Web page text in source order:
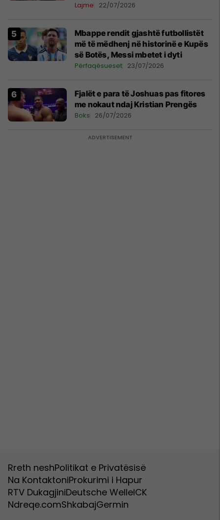
Lajme 22/07/2026
Mbappe rendit gjashtë futbollistët
më të mëdhenj në historinë e Kupës
së Botës, Messi mbetet i dyti
Përfaqësueset 23/07/2026
Fjalët e para të Joshuas pas fitores
me nokaut ndaj Kristian Prengës
Boks 26/07/2026
Rreth neshPolitikat e Privatësisë
Na KontaktoniProkurimi i Hapur
RTV DukagjiniDeutsche WelleICK
Ndreqe.comShkabajGermin